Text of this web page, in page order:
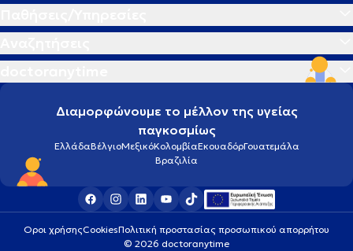
Διαμορφώνουμε το μέλλον της υγείας
παγκοσμίως
ΕλλάδαΒέλγιοΜεξικόΚολομβίαΕκουαδόρΓουατεμάλα
Βραζιλία
Οροι χρήσηςCookiesΠολιτική προστασίας προσωπικού απορρήτου
© 2026 doctoranytime